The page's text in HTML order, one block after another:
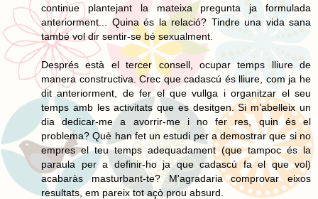
continue plantejant la mateixa pregunta ja formulada
anteriorment... Quina és la relació? Tindre una vida sana
també vol dir sentir-se bé sexualment.
Després està el tercer consell, ocupar temps lliure de
manera constructiva. Crec que cadascú és lliure, com ja he
dit anteriorment, de fer el que vullga i organitzar el seu
temps amb les activitats que es desitgen. Si m’abelleix un
dia dedicar-me a avorrir-me i no fer res, quin és el
problema? Què han fet un estudi per a demostrar que si no
empres el teu temps adequadament (que tampoc és la
paraula per a definir-ho ja que cadascú fa el que vol)
acabaràs masturbant-te? M'agradaria comprovar eixos
resultats, em pareix tot açò prou absurd.